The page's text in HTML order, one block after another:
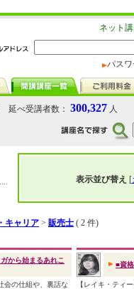
ネット
パス
延べ受講者数： 300,327 人
表示並び替え [
キャリア > 販売士 ( 2 件)
ガから始まるあれこ
会の仕組や、裏話な
■資
【レイキ・ティ